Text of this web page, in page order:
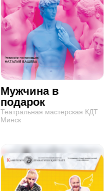
Мужчина в
подарок
Театральная мастерская КДТ
Минск